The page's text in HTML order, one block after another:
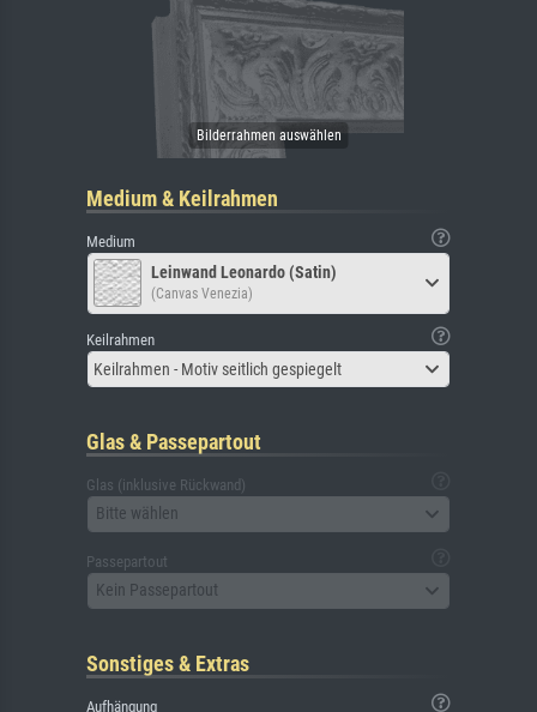
Medium & Keilrahmen
Medium
Leinwand Leonardo (Satin)
(Canvas Venezia)
Keilrahmen
Keilrahmen - Motiv seitlich gespiegelt
Glas & Passepartout
Glas (inklusive Rückwand)
Bitte wählen
Passepartout
Kein Passepartout
Sonstiges & Extras
Aufhängung